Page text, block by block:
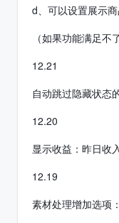
d、可以设置展示
（如果功能满足不
12.21
自动跳过隐藏状态
12.20
显示收益：昨日收
12.19
素材处理增加选项